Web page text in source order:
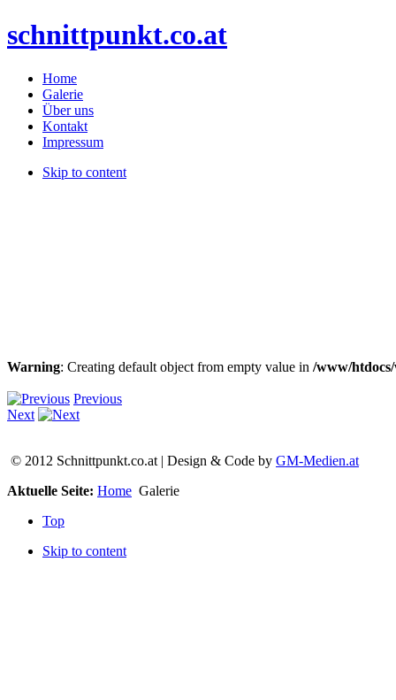
schnittpunkt.co.at
Home
Galerie
Über uns
Kontakt
Impressum
Skip to content
Warning: Creating default object from empty value in /www/
Previous
Next
© 2012 Schnittpunkt.co.at | Design & Code by GM-Medien.at
Aktuelle Seite: Home Galerie
Top
Skip to content